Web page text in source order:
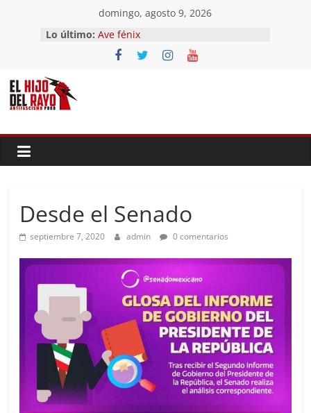
contenido
domingo, agosto 9, 2026
Lo último:
El segundo (Del II Tomo del
Pandemonium)
Ave fénix
¿Dios no existe?
Desde el Senado
septiembre 7, 2020 admin 0 comentarios